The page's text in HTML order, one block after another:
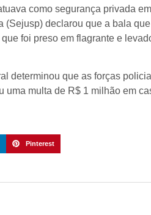
como segurança privada
declarou que a bala
foi preso em flagrante e
determinou que as forças
multa de R$ 1 milhão em
Pinterest